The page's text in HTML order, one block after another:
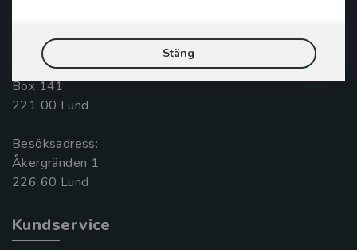
Stäng
046-31 20 00
Box 141
221 00 Lund
Besöksadress:
Åkergränden 1
Kundservice